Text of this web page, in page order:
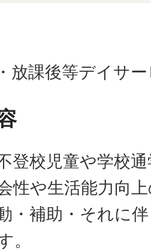
放課後等デイサ
登校児童や学校
性や生活能力向
・補助・それに
。